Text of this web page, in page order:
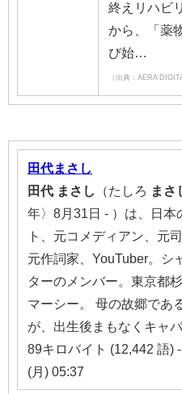
終えリハビ
から、「薬
び始…
（出典：AERA
田代まさし
田代 まさし （たしろ まさ
年〉8月31日 - ）は、日本
ト、元コメディアン、元
元作詞家、YouTuber。シ
ターのメンバー。東京都
マーシー。 母の故郷であ
が、出生後まもなくキャ
89キロバイト (12,442 語)
(月) 05:37